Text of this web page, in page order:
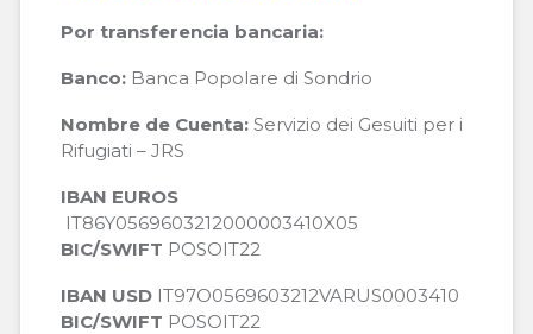
Por transferencia bancaria:
Banco: Banca Popolare di Sondrio
Nombre de Cuenta: Servizio dei Gesuiti per i
Rifugiati – JRS
IBAN EUROS
IT86Y0569603212000003410X05
BIC/SWIFT POSOIT22
IBAN USD IT97O0569603212VARUS0003410
BIC/SWIFT POSOIT22